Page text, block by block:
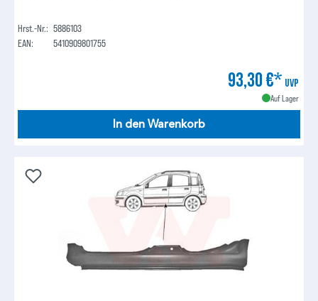
Hrst.-Nr.: 5886103
EAN:
5410909801755
93,30 €* UVP
Auf Lager
In den Warenkorb